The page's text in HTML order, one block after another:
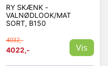
RY SKÆNK -
VALNØDLOOK/MAT
SORT, B150
4032,-
4022,-
Vis